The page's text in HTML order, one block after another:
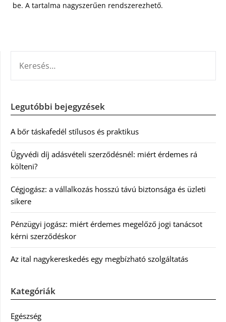
be. A tartalma nagyszerűen rendszerezhető.
Legutóbbi bejegyzések
A bőr táskafedél stílusos és praktikus
Ügyvédi díj adásvételi szerződésnél: miért érdemes rá
költeni?
Cégjogász: a vállalkozás hosszú távú biztonsága és üzleti
sikere
Pénzügyi jogász: miért érdemes megelőző jogi tanácsot
kérni szerződéskor
Az ital nagykereskedés egy megbízható szolgáltatás
Kategóriák
Egészség